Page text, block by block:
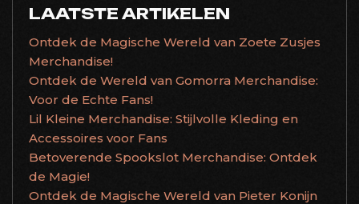
LAATSTE ARTIKELEN
Ontdek de Magische Wereld van Zoete Zusjes
Merchandise!
Ontdek de Wereld van Gomorra Merchandise:
Voor de Echte Fans!
Lil Kleine Merchandise: Stijlvolle Kleding en
Accessoires voor Fans
Betoverende Spookslot Merchandise: Ontdek
de Magie!
Ontdek de Magische Wereld van Pieter Konijn